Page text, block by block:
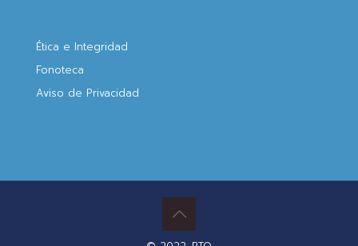
Ética e Integridad
Fonoteca
Aviso de Privacidad